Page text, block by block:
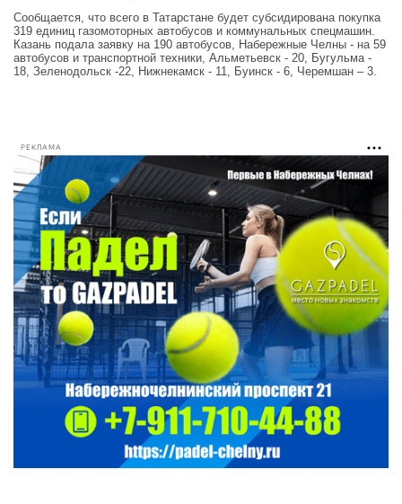
Сообщается, что всего в Татарстане будет субсидирована покупка
319 единиц газомоторных автобусов и коммунальных спецмашин.
Казань подала заявку на 190 автобусов, Набережные Челны - на 59
автобусов и транспортной техники, Альметьевск - 20, Бугульма -
18, Зеленодольск -22, Нижнекамск - 11, Буинск - 6, Черемшан – 3.
РЕКЛАМА